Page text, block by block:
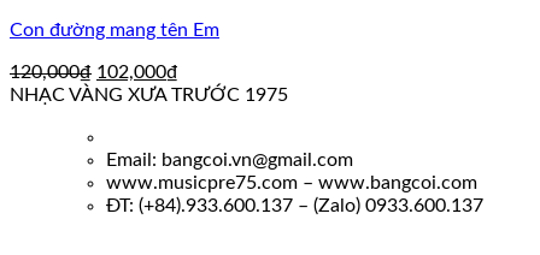
Con đường mang tên Em
120,000₫ Giá
gốc
102,000₫
hiện
102,000₫.
NHẠC VÀNG XƯA TRƯỚC 1975
Email: bangcoi.vn@gmail.com
www.musicpre75.com – www.bangcoi.com
ĐT: (+84).933.600.137 – (Zalo) 0933.600.137